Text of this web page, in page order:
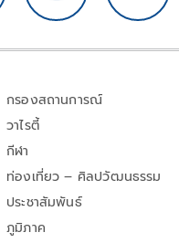
กรองสถานการณ์
วาไรตี้
กีฬา
ท่องเที่ยว – ศิลปวัฒนธรรม
ประชาสัมพันธ์
ภูมิภาค